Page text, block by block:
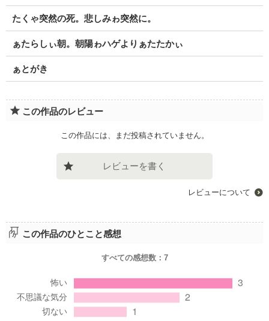
たくゃ突然の死。悲しみゎ突然に。
ぁたらしぃ朝。朝陽ゎハゲよりぁたたかぃ
ぁとがき
この作品のレビュー
この作品には、まだ投稿されていません。
レビューを書く
レビューについて
この作品のひとこと感想
すべての感想数： 7